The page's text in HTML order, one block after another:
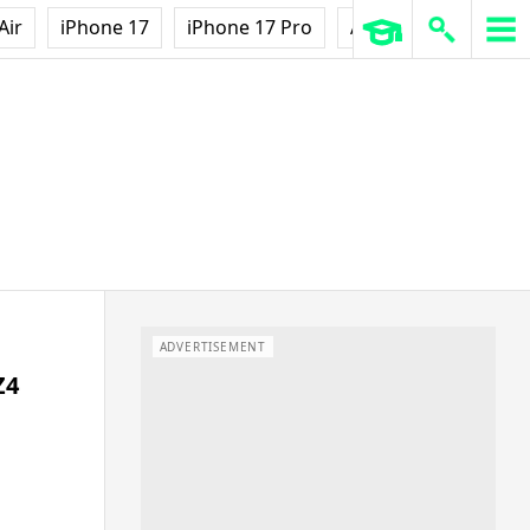
iPhone 17 iPhone 17 Pro AirPods Pro 3
ADVERTISEMENT